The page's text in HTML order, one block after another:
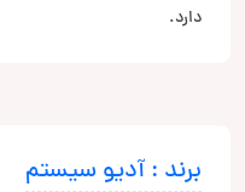
دارد.
برند : آدیو سیستم